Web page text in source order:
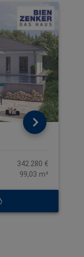
342.280 €
99,03 m²